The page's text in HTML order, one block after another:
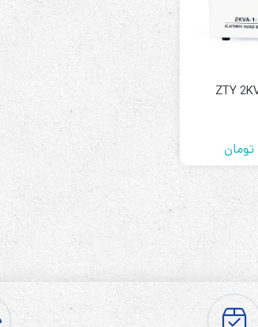
رله‌ای
Prince
سروو موتوری
تومان